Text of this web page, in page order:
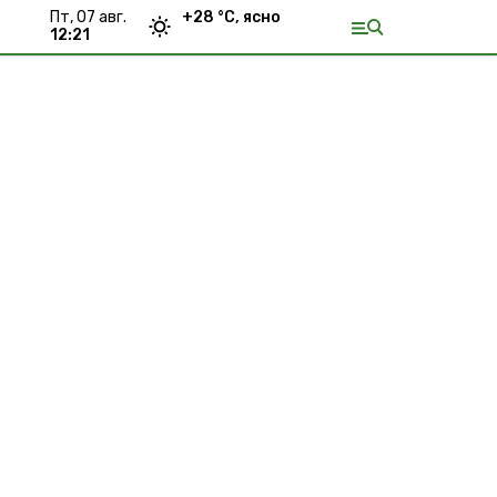
пт, 07 авг.
12:21
+28 °С, ясно